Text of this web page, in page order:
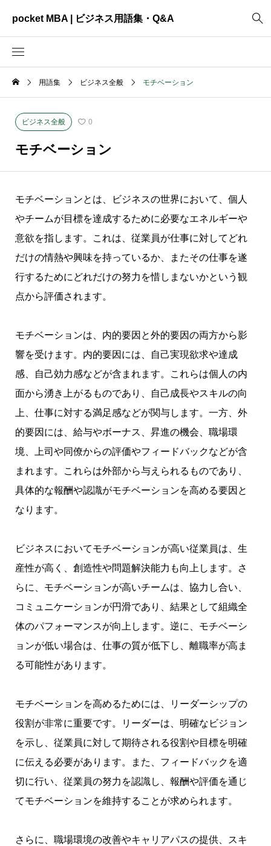
pocket MBA | ビジネス用語集・Q&A
ビジネス全般
資料作成
用語集 ビジネス全般 モチベーション
ビジネス全般 0
モチベーション
モチベーションとは、ビジネスの世界において、個人
やチームが目標を達成するために必要なエネルギーや
意欲を指します。これは、従業員が仕事に対してどれ
だけの情熱や興味を持っているか、またその仕事を遂
行するためにどれだけの努力を惜しまないかという観
点から評価されます。
モチベーションは、内的要因と外的要因の両方から影
響を受けます。内的要因には、自己実現欲求や達成
感、自己効力感などが含まれます。これらは個人の内
面から湧き上がるものであり、自己成長やスキルの向
上、仕事に対する満足感などが関与します。一方、外
的要因には、給与やボーナス、昇進の機会、職場環
境、上司や同僚からの評価やフィードバックなどが含
まれます。これらは外部から与えられるものであり、
具体的な報酬や認識がモチベーションを高める要因と
なります。
ビジネスにおいてモチベーションが高い従業員は、生
産性が高く、創造性や問題解決能力も向上します。さ
らに、モチベーションが高いチームは、協力し合い、
コミュニケーションが円滑であり、結果として組織全
体のパフォーマンスが向上します。逆に、モチベーシ
ョンが低い場合は、仕事の質が低下し、離職率が高ま
る可能性があります。
モチベーションを高めるためには、リーダーシップの
役割が非常に重要です。リーダーは、明確なビジョン
を示し、従業員に対して期待される役割や目標を明確
に伝える必要があります。また、フィードバックを適
切に行い、従業員の努力を認識し、報酬や評価を通じ
てモチベーションを維持することが求められます。
さらに、職場環境の改善やキャリアパスの提供、スキ